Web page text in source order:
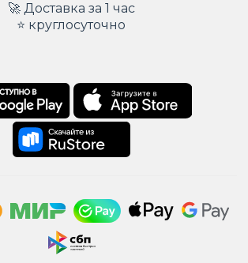
🚀 Доставка за 1 час
⭐ круглосуточно